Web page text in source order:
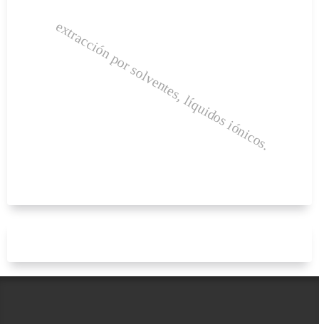
extracción por solventes, líquidos iónicos.